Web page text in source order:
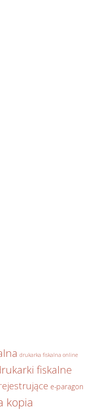
drukarka fiskalna online
fiskalne
e-paragon
kopia